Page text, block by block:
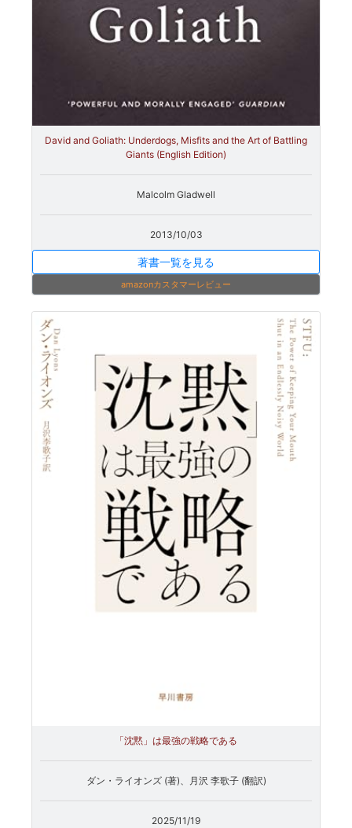
David and Goliath: Underdogs, Misfits and the Art of Battling
Giants (English Edition)
Malcolm Gladwell
2013/10/03
著書一覧を見る
amazonカスタマーレビュー
「沈黙」は最強の戦略である
ダン・ライオンズ (著)、月沢 李歌子 (翻訳)
2025/11/19